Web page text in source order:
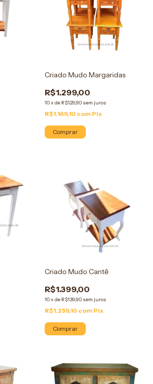
Criado Mudo Margaridas
R$1.299,00
10x de R$129,90 sem juros
R$1.169,10 com Pix
Comprar
Criado Mudo Cantê
R$1.399,00
10x de R$139,90 sem juros
R$1.259,10 com Pix
Comprar